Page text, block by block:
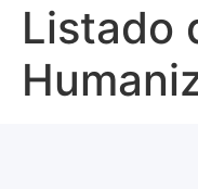
Listado